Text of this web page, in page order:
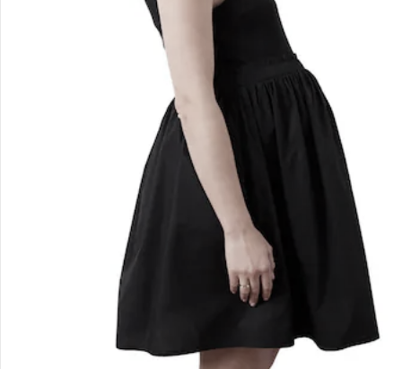
Filialen & Beratung
Sicher & flexibel bezahlen
Sicher einkaufen